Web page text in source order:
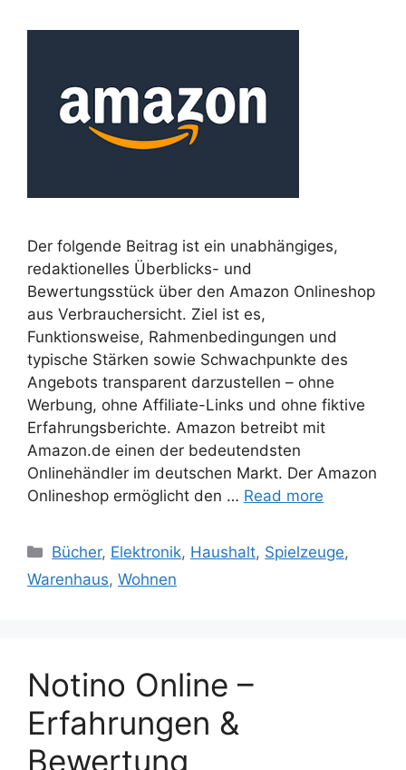
Der folgende Beitrag ist ein unabhängiges,
redaktionelles Überblicks- und
Bewertungsstück über den Amazon Onlineshop
aus Verbrauchersicht. Ziel ist es,
Funktionsweise, Rahmenbedingungen und
typische Stärken sowie Schwachpunkte des
Angebots transparent darzustellen – ohne
Werbung, ohne Affiliate-Links und ohne fiktive
Erfahrungsberichte. Amazon betreibt mit
Amazon.de einen der bedeutendsten
Onlinehändler im deutschen Markt. Der Amazon
Onlineshop ermöglicht den … Read more
Categories
Bücher, Elektronik, Haushalt, Spielzeuge,
Warenhaus, Wohnen
Notino Online –
Erfahrungen &
Bewertung